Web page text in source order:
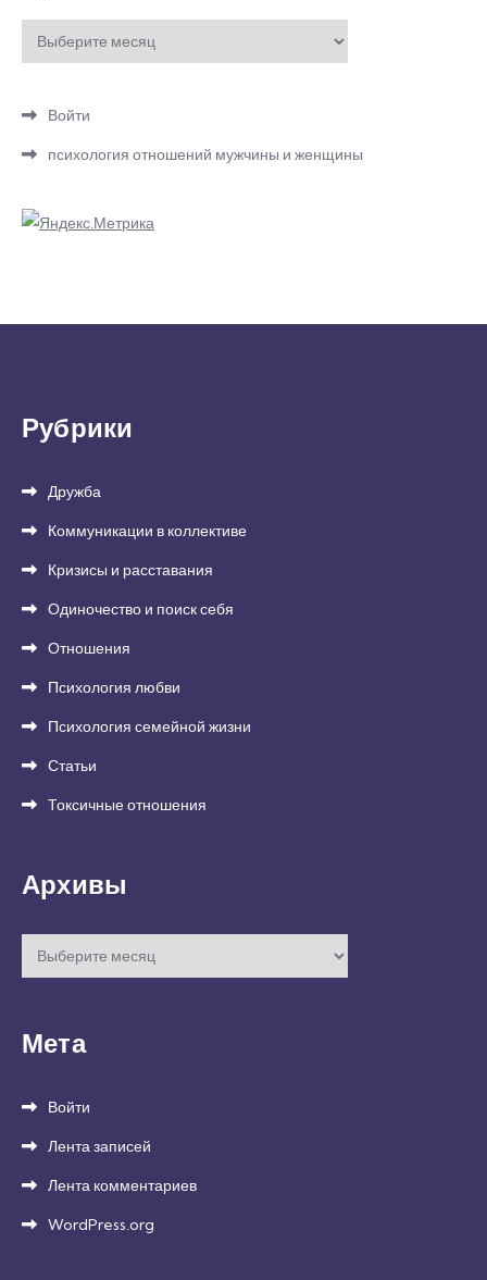
Архивы
Войти
психология отношений мужчины и женщины
Рубрики
Дружба
Коммуникации в коллективе
Кризисы и расставания
Одиночество и поиск себя
Отношения
Психология любви
Психология семейной жизни
Статьи
Токсичные отношения
Архивы
Архивы
Мета
Войти
Лента записей
Лента комментариев
WordPress.org